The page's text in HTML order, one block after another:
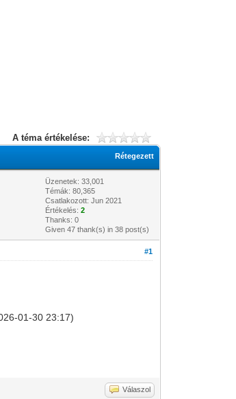
A téma értékelése:
Rétegezett
Üzenetek: 33,001
Témák: 80,365
Csatlakozott: Jun 2021
Értékelés:2
Thanks: 0
Given 47 thank(s) in 38 post(s)
#1
01-30 23:17)
Válaszol